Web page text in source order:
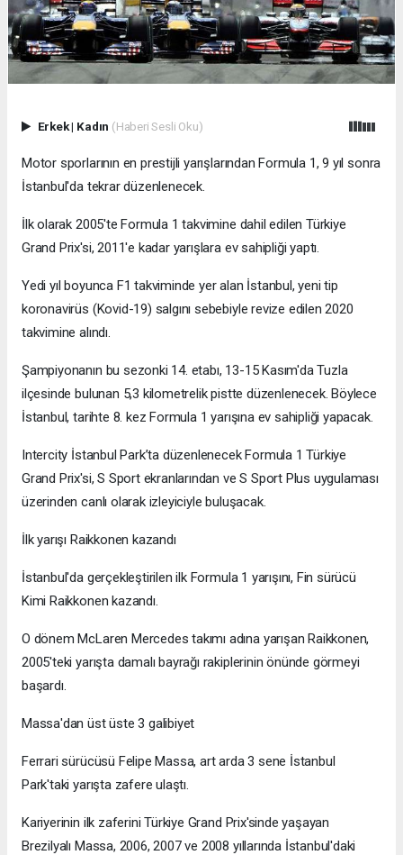
Erkek| Kadın (Haberi Sesli Oku)
Motor sporlarının en prestijli yarışlarından Formula 1, 9 yıl sonra
İstanbul'da tekrar düzenlenecek.
İlk olarak 2005'te Formula 1 takvimine dahil edilen Türkiye
Grand Prix'si, 2011'e kadar yarışlara ev sahipliği yaptı.
Yedi yıl boyunca F1 takviminde yer alan İstanbul, yeni tip
koronavirüs (Kovid-19) salgını sebebiyle revize edilen 2020
takvimine alındı.
Şampiyonanın bu sezonki 14. etabı, 13-15 Kasım'da Tuzla
ilçesinde bulunan 5,3 kilometrelik pistte düzenlenecek. Böylece
İstanbul, tarihte 8. kez Formula 1 yarışına ev sahipliği yapacak.
Intercity İstanbul Park’ta düzenlenecek Formula 1 Türkiye
Grand Prix'si, S Sport ekranlarından ve S Sport Plus uygulaması
üzerinden canlı olarak izleyiciyle buluşacak.
İlk yarışı Raikkonen kazandı
İstanbul'da gerçekleştirilen ilk Formula 1 yarışını, Fin sürücü
Kimi Raikkonen kazandı.
O dönem McLaren Mercedes takımı adına yarışan Raikkonen,
2005'teki yarışta damalı bayrağı rakiplerinin önünde görmeyi
başardı.
Massa'dan üst üste 3 galibiyet
Ferrari sürücüsü Felipe Massa, art arda 3 sene İstanbul
Park'taki yarışta zafere ulaştı.
Kariyerinin ilk zaferini Türkiye Grand Prix'sinde yaşayan
Brezilyalı Massa, 2006, 2007 ve 2008 yıllarında İstanbul'daki